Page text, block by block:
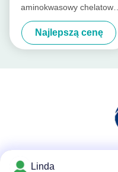
aminokwasowy chelatowy
dla buraków cukrowych
Najlepszą cenę
Linda